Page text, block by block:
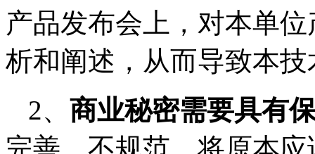
产品发布会上，对本单
析和阐述，从而导致本
2、 商业秘密需要具有